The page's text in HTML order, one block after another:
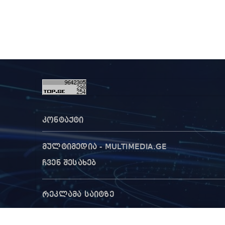
კონტაქტი
მულტიმედია - MULTIMEDIA.GE
ჩვენ შესახებ
რეკლამა საიტზე